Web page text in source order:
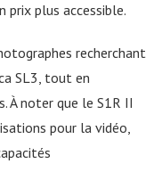
plus accessible.
recherchant
SL3, tout en
À noter que le S1R II
pour la vidéo,